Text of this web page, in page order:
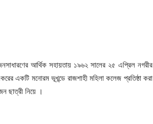
আর্থিক সহায়তায় ১৯৬২ সালের ২৫ এপ্রিল নগরীর
একটি মনোরম ভূখন্ডে রাজশাহী মহিলা কলেজ প্রতিষ্ঠা করা
ছাত্রী নিয়ে ।